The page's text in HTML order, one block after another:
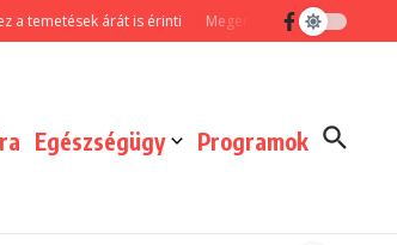
árát is érinti Megerősített járőrszolgálattal és
Egészségügy Programok